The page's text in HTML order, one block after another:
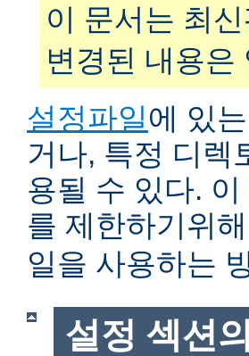
이 문서는 최
변경된 내용은
설정파일에 있
거나, 특정 디렉
용될 수 있다.
를 제한하기위
일을 사용하는
설정 섹션